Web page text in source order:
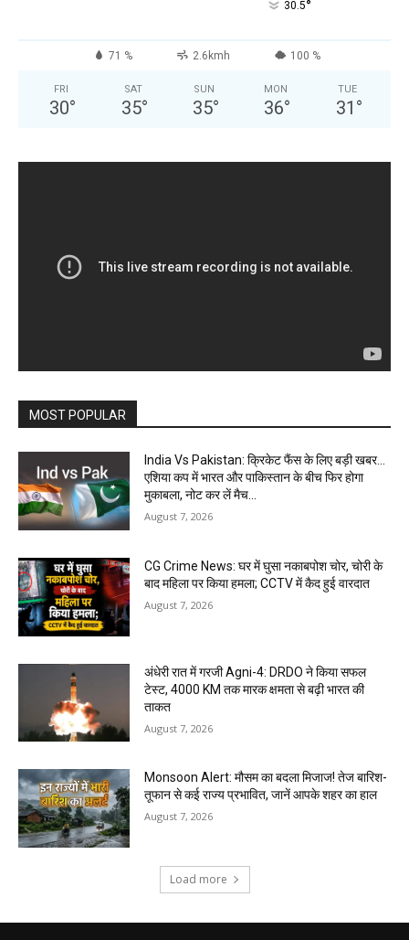
30.5°
71 % 2.6kmh 100 %
FRI
30°
SAT
35°
SUN
35°
MON
36°
TUE
31 °
MOST POPULAR
India Vs Pakistan: क्रिकेट फैंस के लिए बड़ी खबर…
एशिया कप में भारत और पाकिस्तान के बीच फिर होगा
मुकाबला, नोट कर लें मैच...
August 7, 2026
CG Crime News: घर में घुसा नकाबपोश चोर, चोरी के
बाद महिला पर किया हमला; CCTV में कैद हुई वारदात
August 7, 2026
अंधेरी रात में गरजी Agni-4: DRDO ने किया सफल
टेस्ट, 4000 KM तक मारक क्षमता से बढ़ी भारत की
ताकत
August 7, 2026
Monsoon Alert: मौसम का बदला मिजाज! तेज बारिश-
तूफान से कई राज्य प्रभावित, जानें आपके शहर का हाल
August 7, 2026
Load more